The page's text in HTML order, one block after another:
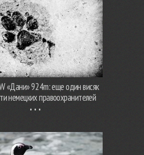
«Дани» 924m: еще один висяк
немецких правоохранителей